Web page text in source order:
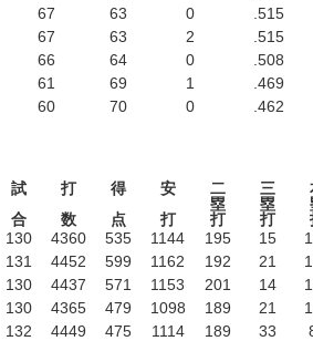
67 63 0 .515
67 63 2 .515
66 64 0 .508
61 69 1 .469
60 70 0 .462
試
合
打
数
得
点
安
打
二
塁
打
三
塁
打
130 4360 535 1144 195 15
131 4452 599 1162 192 21
130 4437 571 1153 201 14
130 4365 479 1098 189 21
132 4449 475 1114 189 33